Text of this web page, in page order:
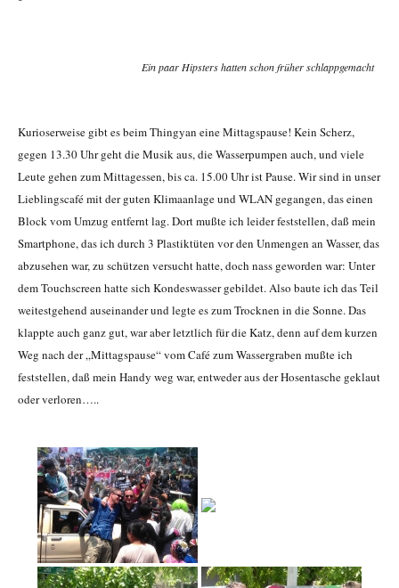
Ein paar Hipsters hatten schon früher schlappgemacht
Kurioserweise gibt es beim Thingyan eine Mittagspause! Kein Scherz,
gegen 13.30 Uhr geht die Musik aus, die Wasserpumpen auch, und viele
Leute gehen zum Mittagessen, bis ca. 15.00 Uhr ist Pause. Wir sind in unser
Lieblingscafé mit der guten Klimaanlage und WLAN gegangen, das einen
Block vom Umzug entfernt lag. Dort mußte ich leider feststellen, daß mein
Smartphone, das ich durch 3 Plastiktüten vor den Unmengen an Wasser, das
abzusehen war, zu schützen versucht hatte, doch nass geworden war: Unter
dem Touchscreen hatte sich Kondeswasser gebildet. Also baute ich das Teil
weitestgehend auseinander und legte es zum Trocknen in die Sonne. Das
klappte auch ganz gut, war aber letztlich für die Katz, denn auf dem kurzen
Weg nach der „Mittagspause“ vom Café zum Wassergraben mußte ich
feststellen, daß mein Handy weg war, entweder aus der Hosentasche geklaut
oder verloren…..